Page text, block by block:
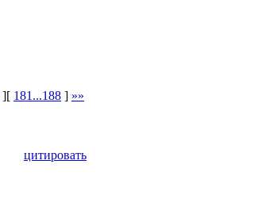
][ 181...188 ] »»
цитировать